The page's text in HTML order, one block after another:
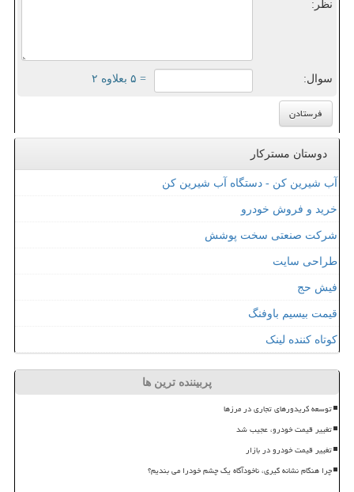
نظر:
سوال: = ۵ بعلاوه ۲
دوستان مسترکار
آب شیرین کن - دستگاه آب شیرین کن
خرید و فروش خودرو
شرکت صنعتی سخت پوشش
طراحی سایت
فیش حج
قیمت بیسیم باوفنگ
کوتاه کننده لینک
پربیننده ترین ها
توسعه کریدورهای تجاری در مرزها
تغییر قیمت خودرو، عجیب شد
تغییر قیمت خودرو در بازار
چرا هنگام نشانه گیری، ناخودآگاه یک چشم خودرا می بندیم؟